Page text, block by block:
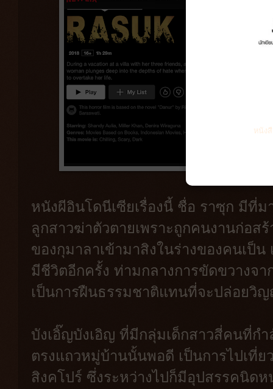
หนังผีอินโดนีเซียเรื่องนี้ ชื่อ ราซุก มีที่
ลูกสาวฆ่าตัวตายเพราะถูกคนงานก่อส
ของกุมาลาเข้ามาสิงในร่างของคนเป็
มีชีวิตอีกครั้ง ท่ามกลางการขัดขวางจ
เป็นการฝืนธรรมชาติแทนที่จะปล่อยวิ
บังเอิ๊ญบังเอิญ ที่มีกลุ่มเด็กสาวสี่คนที่ก
ตรงแถวหมู่บ้านนั้นพอดี เป็นการไปเที่
สิงคโปร์ ซึ่งระหว่างไปก็มีอุปสรรคนิด
หนัง